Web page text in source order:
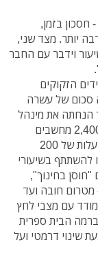
חסכון בזמן,
יותר. מצד שני,
וידבר עם החבר
הזקוקים
סכום של עשרה
הנחתה את מינהל
החינוך שלא יישאר תלמיד בנתניה ללא מחשב. 2,400 מחשבים
הוזמנו להשאלה לבתים, כמו גם 250 טלפונים בעלות של 200
להשתתף בשיעורי
בחינוך",
מטרום חובה ועד
עם מצבי לחץ
ברמה הבית ספרית
שינוי דרמטי ועל